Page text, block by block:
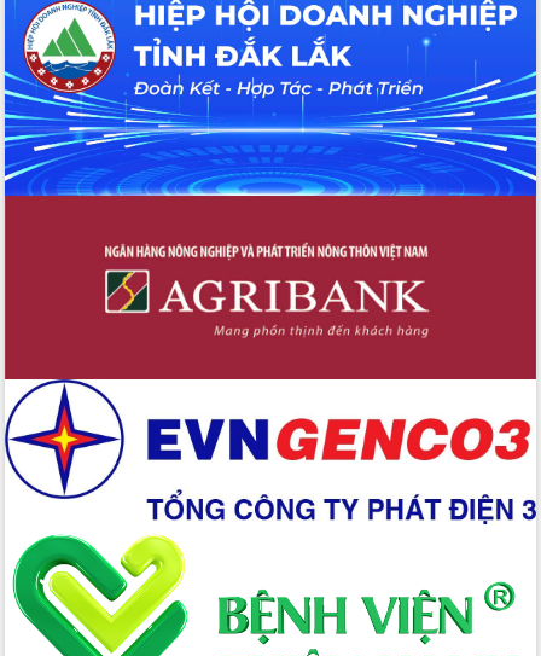
UBND tỉnh họp báo định kỳ tháng 4
năm 2026
Hội thảo khoa học “Giải pháp thúc đẩy
phát triển nền kinh tế xanh tại tỉnh
Đắk Lắk”
Tăng cường giám sát, đôn đốc thực
hiện nhiệm vụ quản lý tài sản công
công tác cải cách thủ tục hành chính
tại Trung tâm Phục vụ hành chính
Đắk Lắk: Tôn vinh 46 giải pháp tại Hội
Đắk Lắk rà soát, điều chỉnh Đề án 190
về phát triển nuôi trồng thủy sản
Phó Chủ tịch UBND tỉnh Đắk Lắk
Trương Công Thái kiểm tra thực địa
Dự án cao tốc Khánh Hòa - Buôn Ma
Định vị cà phê Việt Nam như một “di
sản sống” trong dòng chảy toàn cầu
Xây dựng nông thôn mới: Nâng cao đời
sống người dân từ những mô hình thiết